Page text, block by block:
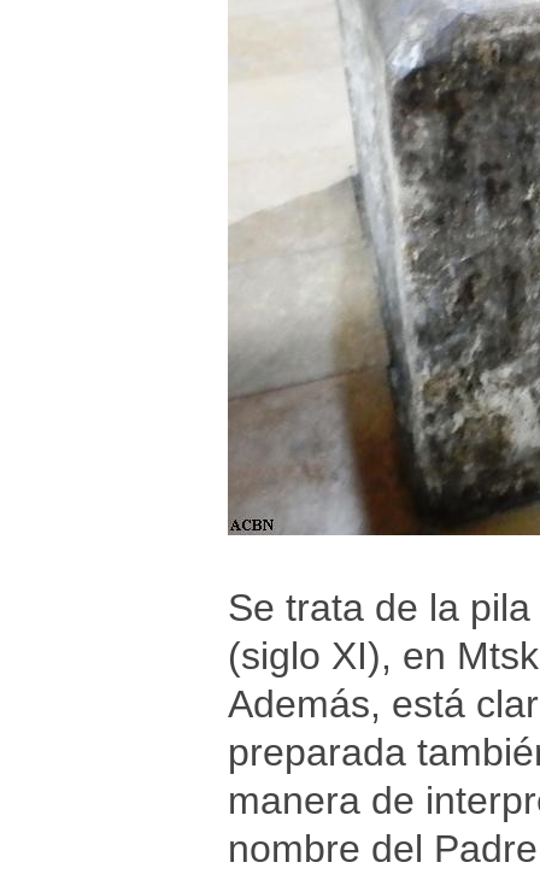
Se trata de la
(siglo XI), en
Además, está
preparada
manera de
nombre del